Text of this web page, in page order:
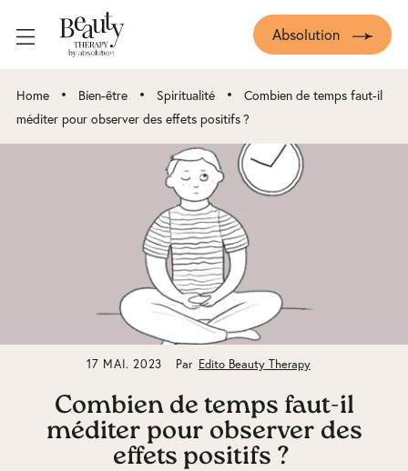
Absolution
Home • Bien-être • Spiritualité •
Combien de temps faut-il
méditer pour observer des effets positifs ?
17 MAI. 2023 Par Edito Beauty Therapy
Combien de temps faut-il
méditer pour observer des
effets positifs ?